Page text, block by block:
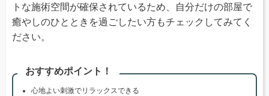
トな施術空間が確保されているため、自分だけの部屋で
癒やしのひとときを過ごしたい方もチェックしてみてく
ださい。
おすすめポイント！
心地よい刺激でリラックスできる